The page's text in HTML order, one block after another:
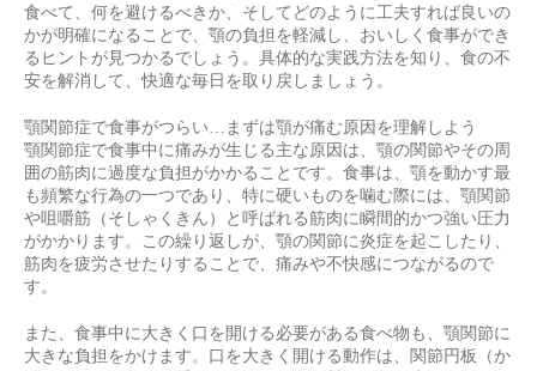
食べて、何を避けるべきか、そしてどのように工夫すれば良いの
かが明確になることで、顎の負担を軽減し、おいしく食事ができ
るヒントが見つかるでしょう。具体的な実践方法を知り、食の不
安を解消して、快適な毎日を取り戻しましょう。
顎関節症で食事がつらい…まずは顎が痛む原因を理解しよう
顎関節症で食事中に痛みが生じる主な原因は、顎の関節やその周
囲の筋肉に過度な負担がかかることです。食事は、顎を動かす最
も頻繁な行為の一つであり、特に硬いものを噛む際には、顎関節
や咀嚼筋（そしゃくきん）と呼ばれる筋肉に瞬間的かつ強い圧力
がかかります。この繰り返しが、顎の関節に炎症を起こしたり、
筋肉を疲労させたりすることで、痛みや不快感につながるので
す。
また、食事中に大きく口を開ける必要がある食べ物も、顎関節に
大きな負担をかけます。口を大きく開ける動作は、関節円板（か